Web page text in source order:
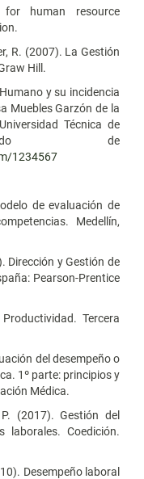
human resource
R. (2007). La Gestión
Hill.
y su incidencia
Muebles Garzón de la
Técnica de
de
1234567
de evaluación de
Medellín,
Dirección y Gestión de
Pearson-Prentice
Tercera
del desempeño o
1º parte: principios y
Médica.
(2017). Gestión del
laborales. Coedición.
Desempeño laboral